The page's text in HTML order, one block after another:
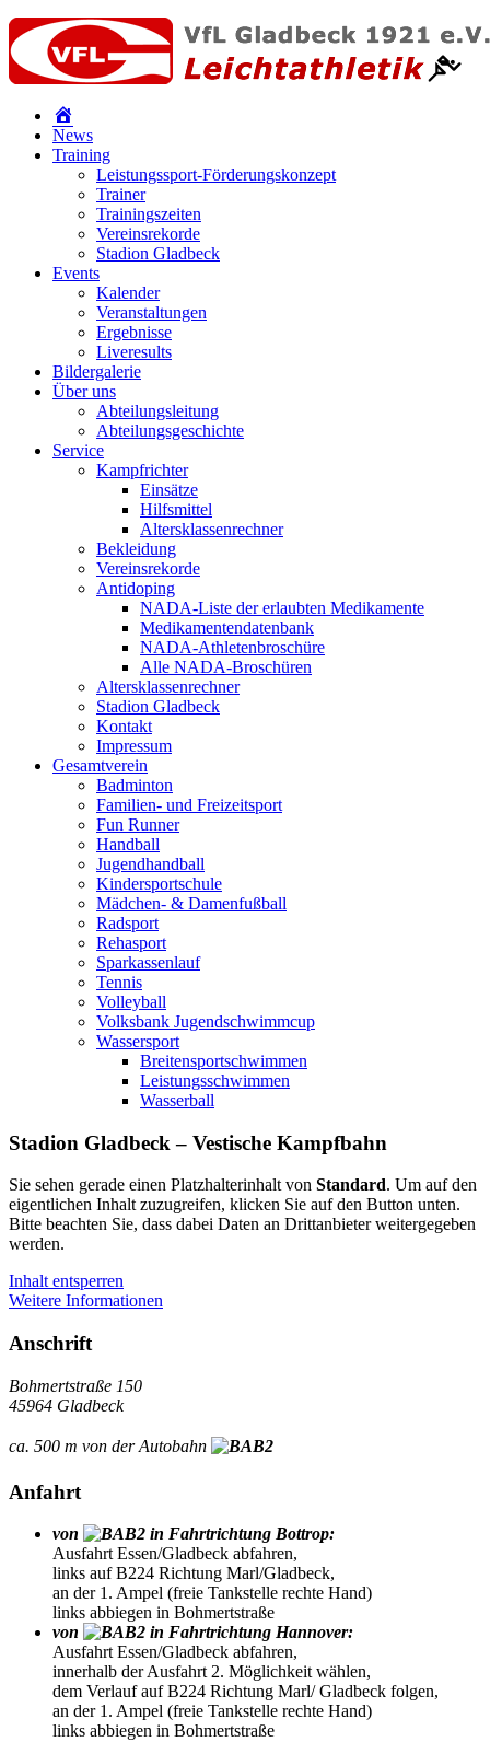
News
Training
Leistungssport-Förderungskonzept
Trainer
Trainingszeiten
Vereinsrekorde
Stadion Gladbeck
Events
Kalender
Veranstaltungen
Ergebnisse
Liveresults
Bildergalerie
Über uns
Abteilungsleitung
Abteilungsgeschichte
Service
Kampfrichter
Einsätze
Hilfsmittel
Altersklassenrechner
Bekleidung
Vereinsrekorde
Antidoping
NADA-Liste der erlaubten Medikamente
Medikamentendatenbank
NADA-Athletenbroschüre
Alle NADA-Broschüren
Altersklassenrechner
Stadion Gladbeck
Kontakt
Impressum
Gesamtverein
Badminton
Familien- und Freizeitsport
Fun Runner
Handball
Jugendhandball
Kindersportschule
Mädchen- & Damenfußball
Radsport
Rehasport
Sparkassenlauf
Tennis
Volleyball
Volksbank Jugendschwimmcup
Wassersport
Breitensportschwimmen
Leistungsschwimmen
Wasserball
Stadion Gladbeck – Vestische Kampfbahn
Sie sehen gerade einen Platzhalterinhalt von Standard. Um auf den
eigentlichen Inhalt zuzugreifen, klicken Sie auf den Button unten.
Bitte beachten Sie, dass dabei Daten an Drittanbieter weitergegeben
werden.
Inhalt entsperren
Weitere Informationen
Anschrift
Bohmertstraße 150
45964 Gladbeck
ca. 500 m von der Autobahn
Anfahrt
von
in Fahrtrichtung Bottrop:
Ausfahrt Essen/Gladbeck abfahren,
links auf B224 Richtung Marl/Gladbeck,
an der 1. Ampel (freie Tankstelle rechte Hand)
links abbiegen in Bohmertstraße
von
in Fahrtrichtung Hannover:
Ausfahrt Essen/Gladbeck abfahren,
innerhalb der Ausfahrt 2. Möglichkeit wählen,
dem Verlauf auf B224 Richtung Marl/ Gladbeck folgen,
an der 1. Ampel (freie Tankstelle rechte Hand)
links abbiegen in Bohmertstraße